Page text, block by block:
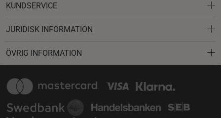
KUNDSERVICE
JURIDISK INFORMATION
ÖVRIG INFORMATION